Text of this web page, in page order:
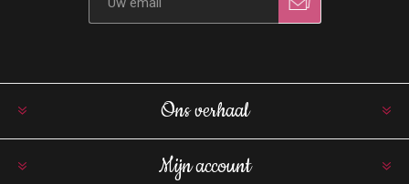
Ons verhaal
Mijn account